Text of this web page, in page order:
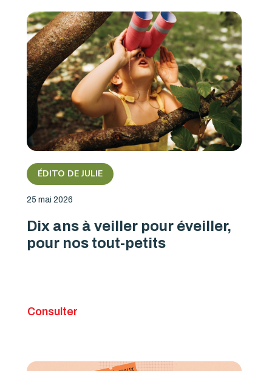
ÉDITO DE JULIE
25 mai 2026
Dix ans à veiller pour éveiller,
pour nos tout-petits
Consulter